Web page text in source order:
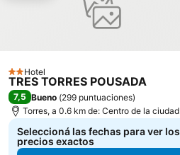
2 Estrellas
Hotel
TRES TORRES POUSADA
7,5 Bueno (299 puntuaciones)
Torres, a 0.6 km de: Centro de la ciudad
Seleccioná las fechas para ver los
precios exactos